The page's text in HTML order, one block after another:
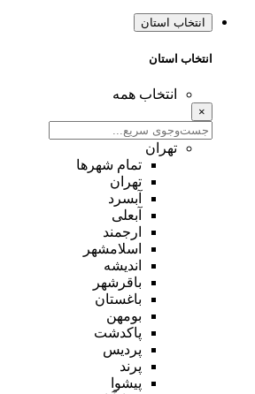
انتخاب استان
انتخاب استان
انتخاب همه
×
تهران
تمام شهر‌ها
تهران
آبسرد
آبعلی
ارجمند
اسلامشهر
اندیشه
باقرشهر
باغستان
بومهن
پاکدشت
پردیس
پرند
پیشوا